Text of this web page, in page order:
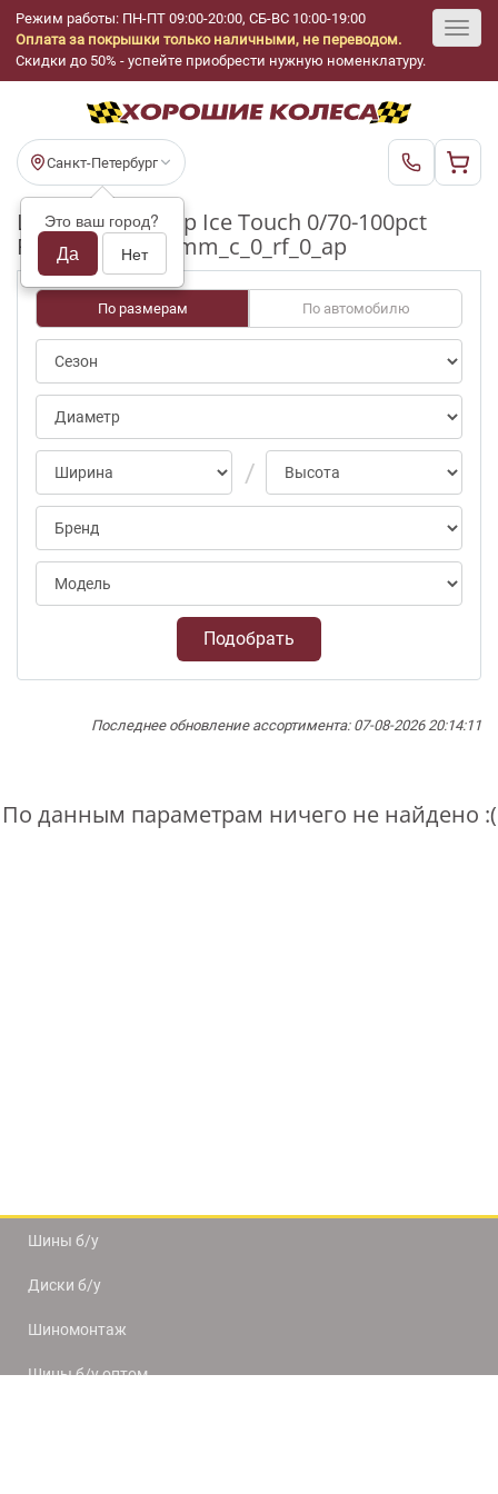
Режим работы: ПН-ПТ 09:00-20:00, СБ-ВС 10:00-19:00
Оплата за покрышки только наличными, не переводом.
Скидки до 50% - успейте приобрести нужную номенклатуру.
Санкт-Петербург
Это ваш город?
Да Нет
Шины бу Dunlop Ice Touch 0/70-100pct
R16_205_55_6-7mm_c_0_rf_0_ap
По размерам По автомобилю
Подобрать
Последнее обновление ассортимента: 07-08-2026 20:14:11
По данным параметрам ничего не найдено :(
Шины б/у
Диски б/у
Шиномонтаж
Шины б/у оптом